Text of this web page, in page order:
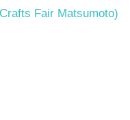
Fair Matsumoto)